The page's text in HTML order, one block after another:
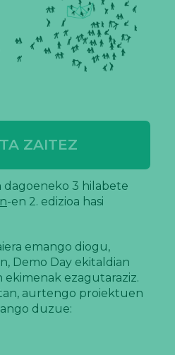
ZAITEZ
dagoeneko 3 hilabete
-en 2. edizioa hasi
emango diogu,
Demo Day ekitaldian
ezagutaraziz.
aurtengo proiektuen
duzue: